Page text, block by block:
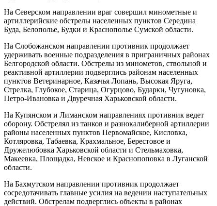
На Северском направлении враг совершил минометные и
артиллерийские обстрелы населенных пунктов Середина
Буда, Белополье, Будки и Краснополье Сумской области.
На Слобожанском направлении противник продолжает
удерживать военные подразделения в приграничных районах
Белгородской области. Обстрелы из минометов, ствольной и
реактивной артиллерии подверглись районам населенных
пунктов Ветеринарное, Казачья Лопань, Высокая Яруга,
Стрелка, Глубокое, Старица, Огурцово, Бударки, Чугуновка,
Петро-Ивановка и Двуречная Харьковской области.
На Купянском и Лиманском направлениях противник ведет
оборону. Обстрелял из танков и разнокалиберной артиллерии
районы населенных пунктов Первомайское, Кисловка,
Котляровка, Табаевка, Крахмальное, Берестовое и
Дружелюбовка Харьковской области и Стельмаховка,
Макеевка, Площадка, Невское и Краснопоповка в Луганской
области.
На Бахмутском направлении противник продолжает
сосредотачивать главные усилия на ведении наступательных
действий. Обстрелам подверглись объекты в районах